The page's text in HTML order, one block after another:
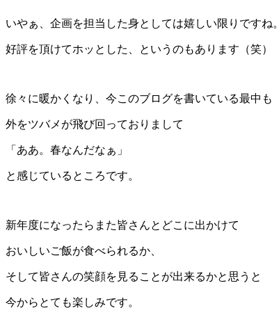
いやぁ、企画を担当した身としては嬉しい限りですね。
好評を頂けてホッとした、というのもあります（笑）
徐々に暖かくなり、今このブログを書いている最中も
外をツバメが飛び回っておりまして
「ああ。春なんだなぁ」
と感じているところです。
新年度になったらまた皆さんとどこに出かけて
おいしいご飯が食べられるか、
そして皆さんの笑顔を見ることが出来るかと思うと
今からとても楽しみです。